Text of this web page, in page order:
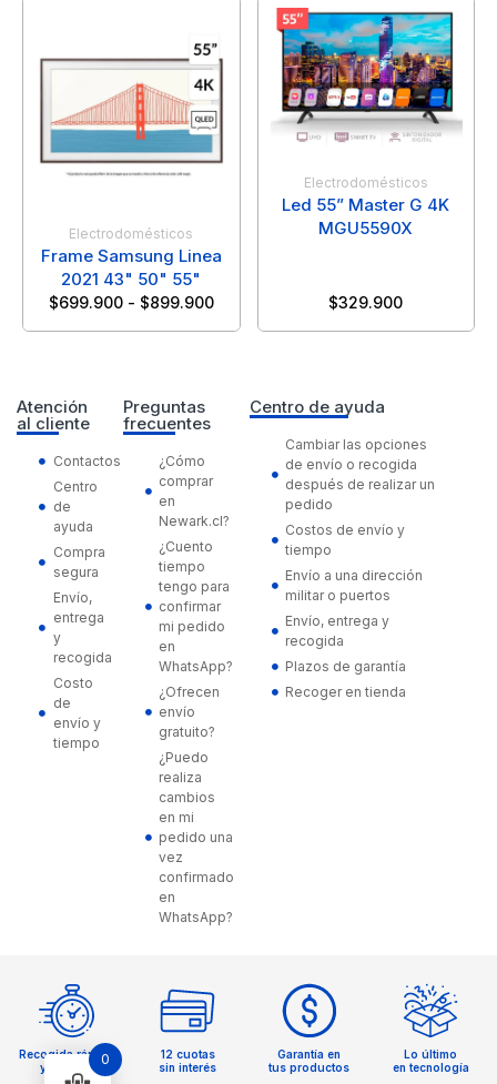
Electrodomésticos
Frame Samsung Linea
2021 43" 50" 55"
$699.900- $899.900
Electrodomésticos
Led 55” Master G 4K
MGU5590X
$329.900
Atención
al cliente
Contactos
Centro
de
ayuda
Compra
segura
Envío,
entrega
y
recogida
Costo
de
envío y
tiempo
Preguntas
frecuentes
¿Cómo
comprar
en
Newark.cl?
¿Cuento
tiempo
tengo para
confirmar
mi pedido
en
WhatsApp?
¿Ofrecen
envío
gratuito?
¿Puedo
realiza
cambios
en mi
pedido una
vez
confirmado
en
WhatsApp?
Centro de ayuda
Cambiar las opciones
de envío o recogida
después de realizar un
pedido
Costos de envío y
tiempo
Envío a una dirección
militar o puertos
Envío, entrega y
recogida
Plazos de garantía
Recoger en tienda
Recogida rápida
y sencilla
12 cuotas
sin interés
Garantía en
tus productos
Lo último
en tecnología
0